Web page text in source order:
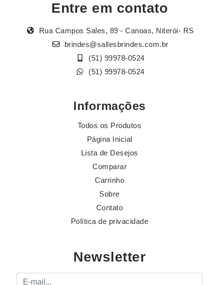
Entre em contato
Rua Campos Sales, 89 - Canoas, Niterói- RS
brindes@sallesbrindes.com.br
(51) 99978-0524
(51) 99978-0524
Informações
Todos os Produtos
Página Inicial
Lista de Desejos
Comparar
Carrinho
Sobre
Contato
Política de privacidade
Newsletter
E-mail